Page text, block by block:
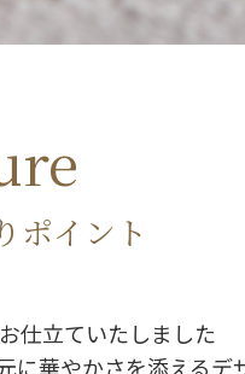
ポイント
仕立ていたしました
華やかさを添えるデ